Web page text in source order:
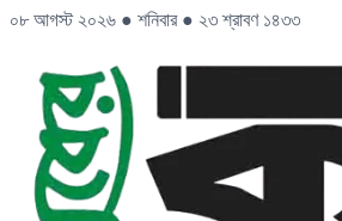
০৮ আগস্ট ২০২৬ ● শনিবার ● ২৩ শ্রাবণ ১৪৩৩